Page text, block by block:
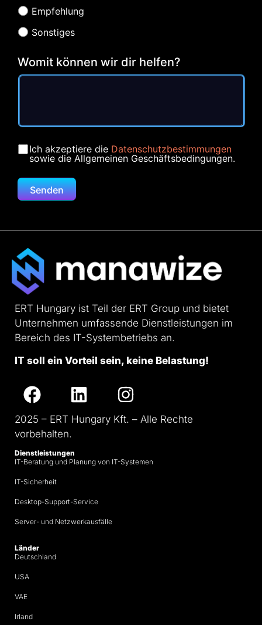
Empfehlung
Sonstiges
Womit können wir dir helfen?
Ich akzeptiere die Datenschutzbestimmungen
sowie die Allgemeinen Geschäftsbedingungen.
Senden
ERT Hungary ist Teil der ERT Group und bietet
Unternehmen umfassende Dienstleistungen im
Bereich des IT-Systembetriebs an.
IT soll ein Vorteil sein, keine Belastung!
2025 – ERT Hungary Kft. – Alle Rechte
vorbehalten.
Dienstleistungen
IT-Beratung und Planung von IT-Systemen
IT-Sicherheit
Desktop-Support-Service
Server- und Netzwerkausfälle
Länder
Deutschland
USA
VAE
Irland